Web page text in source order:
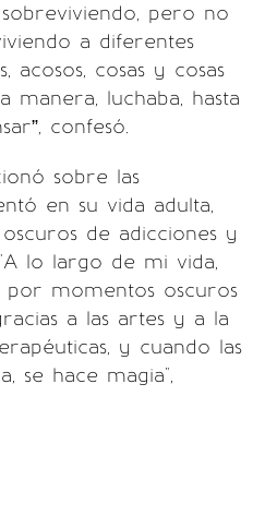
pero no
a diferentes
acosos, cosas y cosas
manera, luchaba, hasta
confesó.
sobre las
en su vida adulta,
de adicciones y
lo largo de mi vida,
por momentos oscuros
a las artes y a la
y cuando las
se hace magia",